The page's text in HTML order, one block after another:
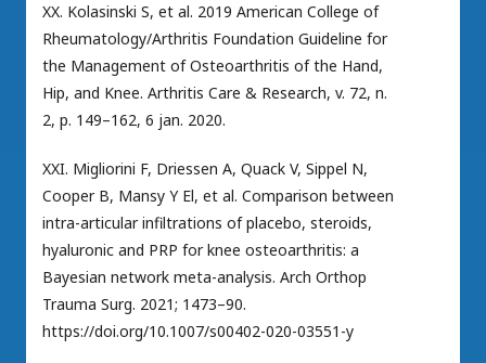
XX. Kolasinski S, et al. 2019 American College of
Rheumatology/Arthritis Foundation Guideline for
the Management of Osteoarthritis of the Hand,
Hip, and Knee. Arthritis Care & Research, v. 72, n.
2, p. 149–162, 6 jan. 2020.
XXI. Migliorini F, Driessen A, Quack V, Sippel N,
Cooper B, Mansy Y El, et al. Comparison between
intra-articular infiltrations of placebo, steroids,
hyaluronic and PRP for knee osteoarthritis: a
Bayesian network meta-analysis. Arch Orthop
Trauma Surg. 2021; 1473–90.
https://doi.org/10.1007/s00402-020-03551-y